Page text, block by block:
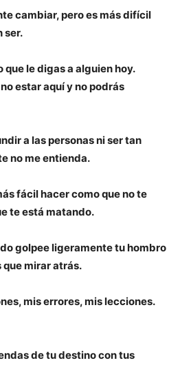
cambiar, pero es más difícil
ser.
que le digas a alguien hoy.
estar aquí y no podrás
a las personas ni ser tan
no me entienda.
fácil hacer como que no te
te está matando.
golpee ligeramente tu hombro
mirar atrás.
mis errores, mis lecciones.
de tu destino con tus